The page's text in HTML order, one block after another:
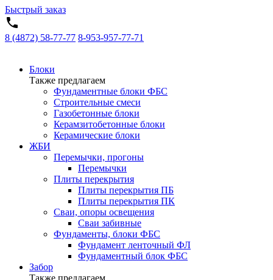
Быстрый заказ
8 (4872) 58-77-77 8-953-957-77-71
Блоки
Также предлагаем
Фундаментные блоки ФБС
Строительные смеси
Газобетонные блоки
Керамзитобетонные блоки
Керамические блоки
ЖБИ
Перемычки, прогоны
Перемычки
Плиты перекрытия
Плиты перекрытия ПБ
Плиты перекрытия ПК
Сваи, опоры освещения
Сваи забивные
Фундаменты, блоки ФБС
Фундамент ленточный ФЛ
Фундаментный блок ФБС
Забор
Также предлагаем